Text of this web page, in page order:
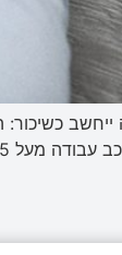
בדיקות שכרות: המשטרה מבצעת בדיקות שונות לאיתור […]